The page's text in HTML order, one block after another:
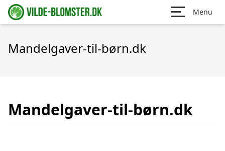
Menu
Mandelgaver-til-børn.dk
Mandelgaver-til-børn.dk